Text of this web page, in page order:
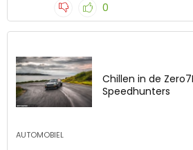
0
Chillen in de
Speedhunters
AUTOMOBIEL